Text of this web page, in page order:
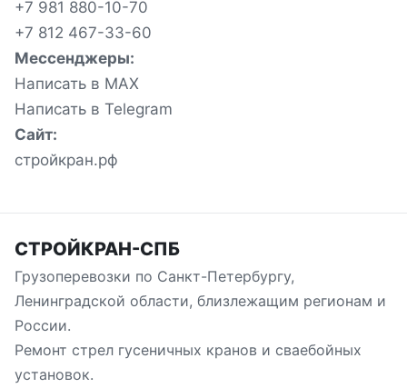
+7 981 880-10-70
+7 812 467-33-60
Мессенджеры:
Написать в MAX
Написать в Telegram
Сайт:
стройкран.рф
СТРОЙКРАН-СПБ
Грузоперевозки по Санкт-Петербургу,
Ленинградской области, близлежащим регионам и
России.
Ремонт стрел гусеничных кранов и сваебойных
установок.